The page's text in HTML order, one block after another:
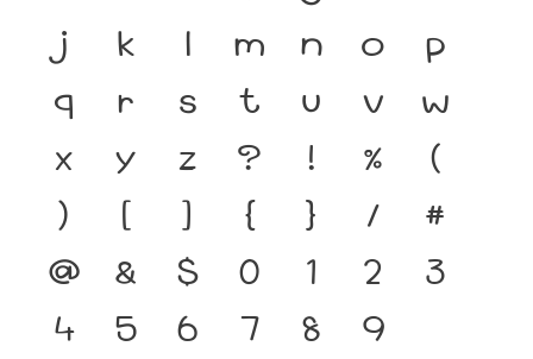
j
k l m n o
p
q
r s t u v
w
x
y z ? ! %
(
)
[ ] { } /
#
@
& $ 0 1 2
3
4
5 6 7 8 9